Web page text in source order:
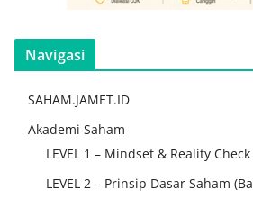
Navigasi
SAHAM.JAMET.ID
Akademi Saham
LEVEL 1 – Mindset & Reality Check
LEVEL 2 – Prinsip Dasar Saham